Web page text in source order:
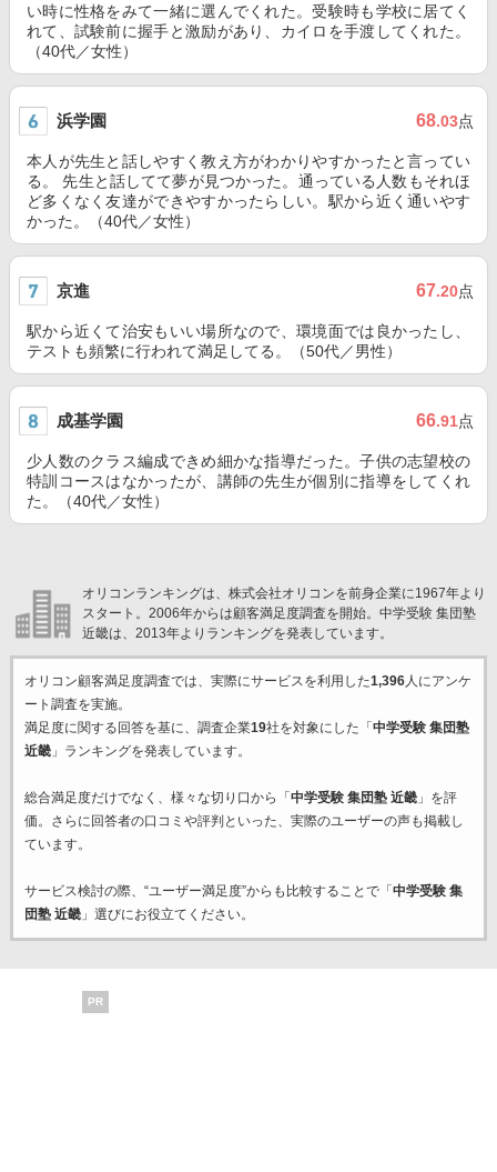
い時に性格をみて一緒に選んでくれた。受験時も学校に居てく
れて、試験前に握手と激励があり、カイロを手渡してくれた。
（40代／女性）
浜学園 68.03点
本人が先生と話しやすく教え方がわかりやすかったと言ってい
る。 先生と話してて夢が見つかった。通っている人数もそれほ
ど多くなく友達ができやすかったらしい。駅から近く通いやす
かった。（40代／女性）
京進 67.20点
駅から近くて治安もいい場所なので、環境面では良かったし、
テストも頻繁に行われて満足してる。（50代／男性）
成基学園 66.91点
少人数のクラス編成できめ細かな指導だった。子供の志望校の
特訓コースはなかったが、講師の先生が個別に指導をしてくれ
た。（40代／女性）
オリコンランキングは、株式会社オリコンを前身企業に1967年より
スタート。2006年からは顧客満足度調査を開始。中学受験 集団塾
近畿は、2013年よりランキングを発表しています。
オリコン顧客満足度調査では、実際にサービスを利用した1,396人にアンケ
ート調査を実施。
満足度に関する回答を基に、調査企業19社を対象にした「 中学受験 集団塾
近畿」ランキングを発表しています。
総合満足度だけでなく、様々な切り口から「 中学受験 集団塾 近畿」を評
価。さらに回答者の口コミや評判といった、実際のユーザーの声も掲載し
ています。
サービス検討の際、“ユーザー満足度”からも比較することで「 中学受験 集
団塾 近畿」選びにお役立てください。
PR